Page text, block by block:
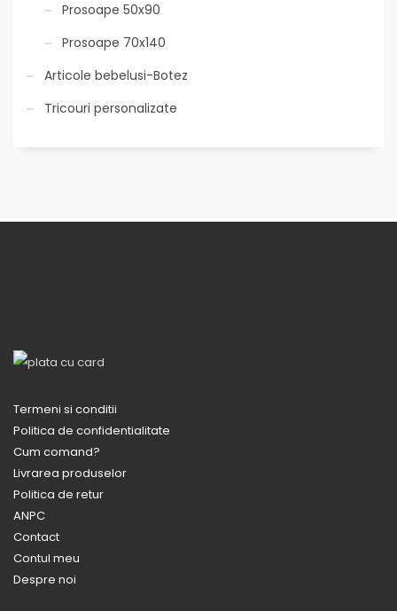
Prosoape 50x90
Prosoape 70x140
Articole bebelusi-Botez
Tricouri personalizate
Termeni si conditii
Politica de confidentialitate
Cum comand?
Livrarea produselor
Politica de retur
ANPC
Contact
Contul meu
Despre noi